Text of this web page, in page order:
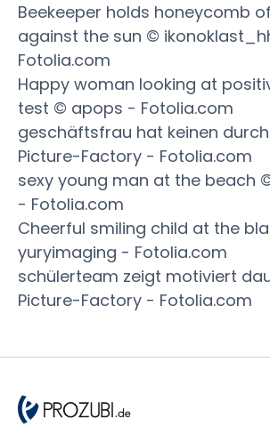
Beekeeper holds honeycomb
against the sun ©
Fotolia.com
Happy woman looking at
test © apops - Fotolia.com
geschäftsfrau hat keinen
Picture-Factory - Fotolia.com
sexy young man at the beach
- Fotolia.com
Cheerful smiling child at the
yuryimaging - Fotolia.com
schülerteam zeigt motiviert
Picture-Factory - Fotolia.com